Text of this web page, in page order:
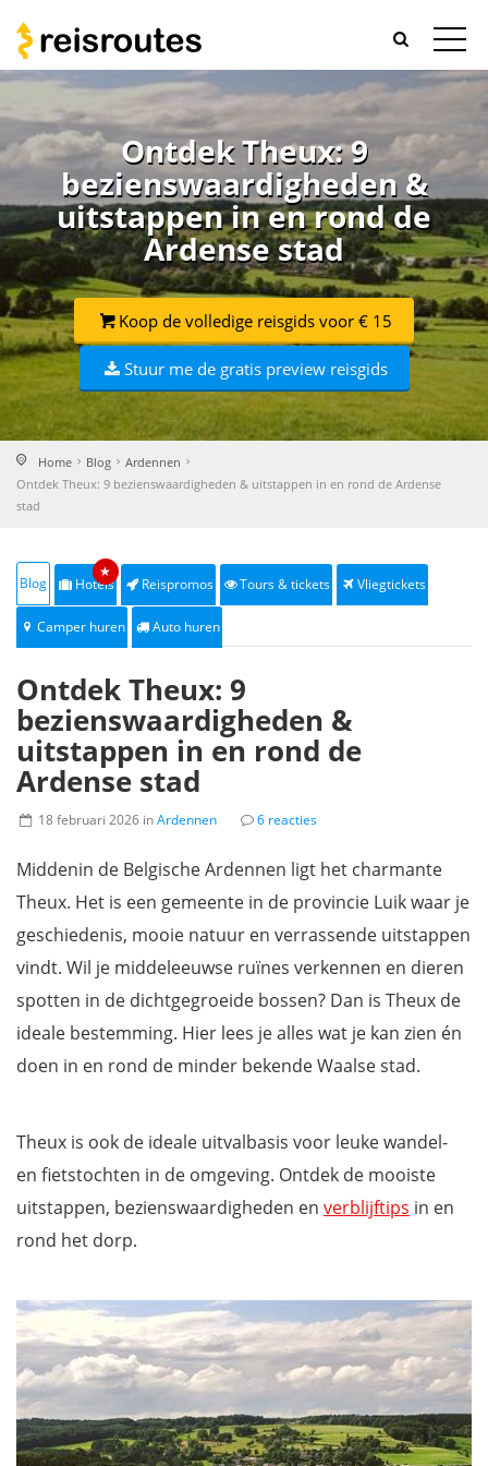
Ontdek Theux: 9
bezienswaardigheden &
uitstappen in en rond de
Ardense stad
Koop de volledige reisgids voor € 15
Stuur me de gratis preview reisgids
Home Blog
Ardennen
Ontdek Theux: 9 bezienswaardigheden & uitstappen in en rond de Ardense
stad
Blog Hotels
★
Reispromos Tours & tickets Vliegtickets
Camper huren Auto huren
Ontdek Theux: 9
bezienswaardigheden &
uitstappen in en rond de
Ardense stad
18 februari 2026 inArdennen 6 reacties
Middenin de Belgische Ardennen ligt het charmante
Theux. Het is een gemeente in de provincie Luik waar je
geschiedenis, mooie natuur en verrassende uitstappen
vindt. Wil je middeleeuwse ruïnes verkennen en dieren
spotten in de dichtgegroeide bossen? Dan is Theux de
ideale bestemming. Hier lees je alles wat je kan zien én
doen in en rond de minder bekende Waalse stad.
Theux is ook de ideale uitvalbasis voor leuke wandel-
en fietstochten in de omgeving. Ontdek de mooiste
uitstappen, bezienswaardigheden en verblijftips in en
rond het dorp.